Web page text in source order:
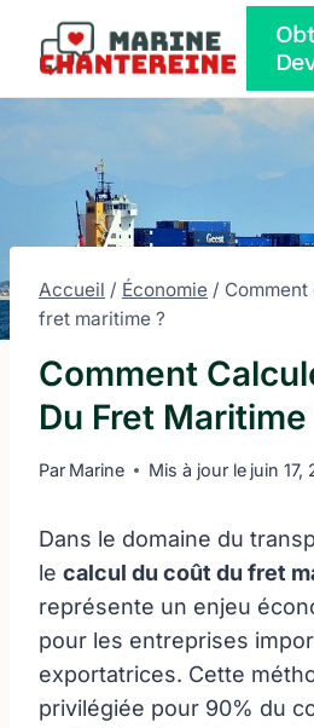
contenu
Accueil / Économie /
fret maritime ?
Comment
Du Fret Maritime
Par Marine Mis à jour le juin 17,
Dans le domaine du
le calcul du coût du fret
représente un enjeu
pour les entreprises
exportatrices. Cette
privilégiée pour 90% du